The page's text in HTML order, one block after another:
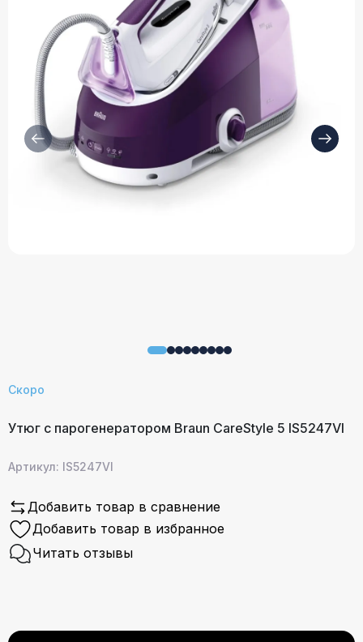
Скоро
Утюг с парогенератором Braun CareStyle 5 IS5247VI
Артикул: IS5247VI
Добавить товар в сравнение
Добавить товар в избранное
Читать отзывы